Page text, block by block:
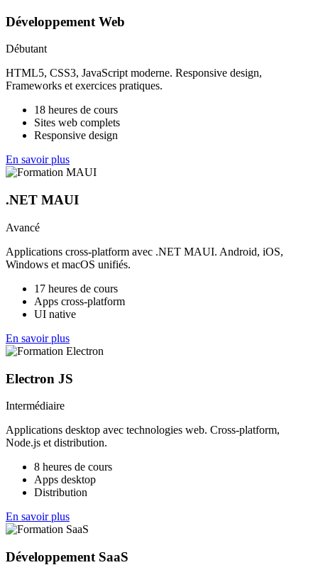
Développement Web
Débutant
HTML5, CSS3, JavaScript moderne. Responsive design,
Frameworks et exercices pratiques.
18 heures de cours
Sites web complets
Responsive design
En savoir plus
.NET MAUI
Avancé
Applications cross-platform avec .NET MAUI. Android, iOS,
Windows et macOS unifiés.
17 heures de cours
Apps cross-platform
UI native
En savoir plus
Electron JS
Intermédiaire
Applications desktop avec technologies web. Cross-platform,
Node.js et distribution.
8 heures de cours
Apps desktop
Distribution
En savoir plus
Développement SaaS